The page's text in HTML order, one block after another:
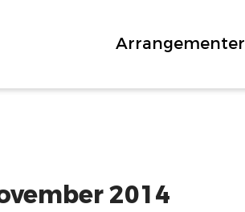
Arrangementer
2014